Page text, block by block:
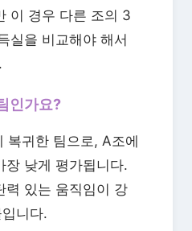
이 경우 다른 조의 3
실을 비교해야 해서
인가요?
복귀한 팀으로, A조에
장 낮게 평가됩니다.
력 있는 움직임이 강
니다.